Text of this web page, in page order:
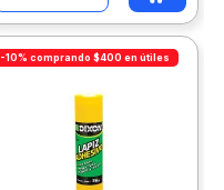
-10% comprando $400 en útiles